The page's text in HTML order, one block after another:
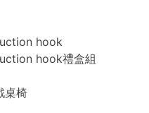
hook
hook禮盒組
桌椅